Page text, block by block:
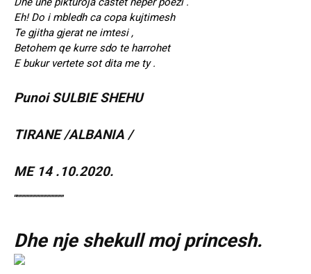
Eh! Do i mbledh ca copa kujtimesh
Te gjitha gjerat ne imtesi ,
Betohem qe kurre sdo te harrohet
E bukur vertete sot dita me ty .
Punoi SULBIE SHEHU
TIRANE /ALBANIA /
ME 14 .10.2020.
“”””””””””””””””””
Dhe nje shekull moj princesh.